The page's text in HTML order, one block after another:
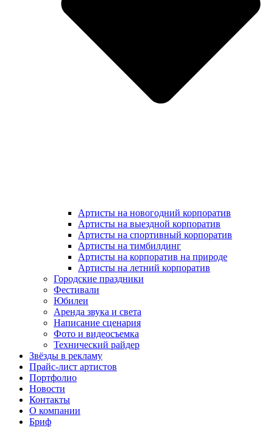
Артисты на новогодний корпоратив
Артисты на выездной корпоратив
Артисты на спортивный корпоратив
Артисты на тимбилдинг
Артисты на корпоратив на природе
Артисты на летний корпоратив
Городские праздники
Фестивали
Юбилеи
Аренда звука и света
Написание сценария
Фото и видеосъемка
Технический райдер
Звёзды в рекламу
Прайс-лист артистов
Портфолио
Новости
Контакты
О компании
Бриф